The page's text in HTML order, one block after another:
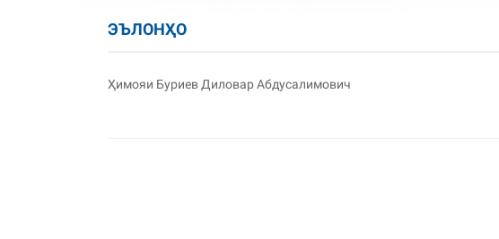
ЭЪЛОНҲО
Ҳимояи Буриев Диловар Абдусалимович